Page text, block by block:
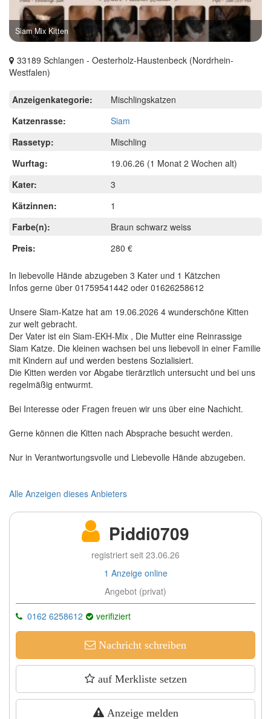
Siam Mix Kitten
33189 Schlangen - Oesterholz-Haustenbeck (Nordrhein-
Westfalen)
Anzeigenkategorie:
Mischlingskatzen
Katzenrasse:
Siam
Rassetyp:
Mischling
Wurftag:
19.06.26 (1 Monat 2 Wochen alt)
Kater:
3
Kätzinnen:
1
Farbe(n):
Braun schwarz weiss
Preis:
280 €
In liebevolle Hände abzugeben 3 Kater und 1 Kätzchen
Infos gerne über 01759541442 oder 01626258612
Unsere Siam-Katze hat am 19.06.2026 4 wunderschöne Kitten
zur welt gebracht.
Der Vater ist ein Siam-EKH-Mix , Die Mutter eine Reinrassige
Siam Katze. Die kleinen wachsen bei uns liebevoll in einer Familie
mit Kindern auf und werden bestens Sozialisiert.
Die Kitten werden vor Abgabe tierärztlich untersucht und bei uns
regelmäßig entwurmt.
Bei Interesse oder Fragen freuen wir uns über eine Nachicht.
Gerne können die Kitten nach Absprache besucht werden.
Nur in Verantwortungsvolle und Liebevolle Hände abzugeben.
Alle Anzeigen dieses Anbieters
Piddi0709
registriert seit 23.06.26
1 Anzeige online
Angebot (privat)
0162 6258612 verifiziert
Nachricht schreiben
auf Merkliste setzen
Anzeige melden